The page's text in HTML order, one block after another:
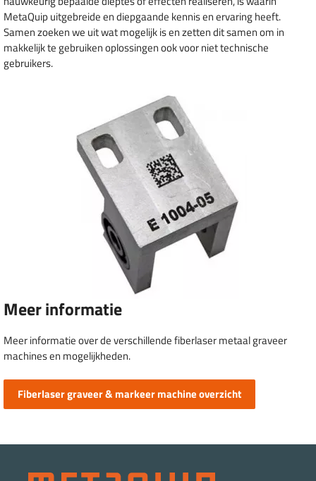
MetaQuip uitgebreide en diepgaande kennis en ervaring heeft.
Samen zoeken we uit wat mogelijk is en zetten dit samen om in
makkelijk te gebruiken oplossingen ook voor niet technische
gebruikers.
Meer informatie
Meer informatie over de verschillende fiberlaser metaal graveer
machines en mogelijkheden.
Fiberlaser graveer & markeer machine overzicht